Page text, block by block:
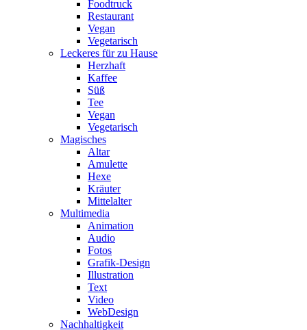
Foodtruck
Restaurant
Vegan
Vegetarisch
Leckeres für zu Hause
Herzhaft
Kaffee
Süß
Tee
Vegan
Vegetarisch
Magisches
Altar
Amulette
Hexe
Kräuter
Mittelalter
Multimedia
Animation
Audio
Fotos
Grafik-Design
Illustration
Text
Video
WebDesign
Nachhaltigkeit